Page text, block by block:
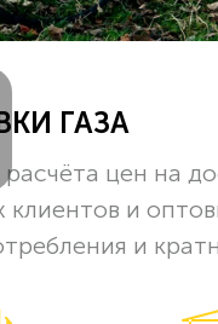
ГАЗА
цен на
клиентов и
и